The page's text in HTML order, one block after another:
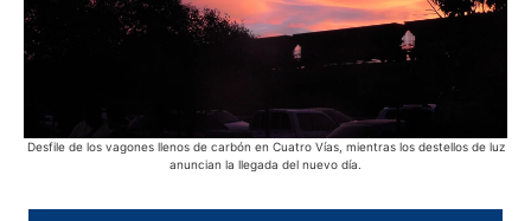
Desfile de los vagones llenos de carbón en Cuatro Vías, mientras los destellos de luz
anuncian la llegada del nuevo día.